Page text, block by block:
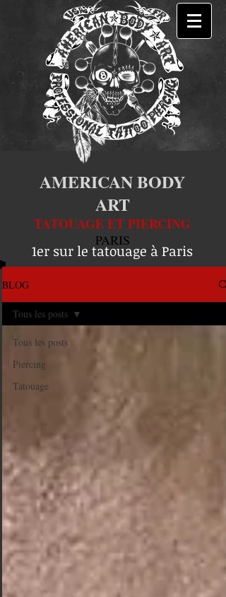
AMERICAN BODY
ART
TATOUAGE ET PIERCING
PARIS
1er sur le tatouage à Paris
BLOG
Tous les posts
Piercing
Tatouage
Tous les posts